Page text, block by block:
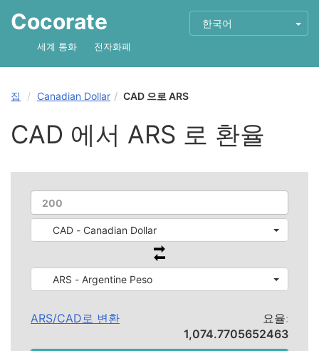
Cocorate 한국어
세계 통화 전자화폐
집 Canadian Dollar CAD 으로 ARS
CAD 에서 ARS 로 환율
CAD - Canadian Dollar
ARS - Argentine Peso
ARS/CAD로 변환
요율:
1,074.7705652463